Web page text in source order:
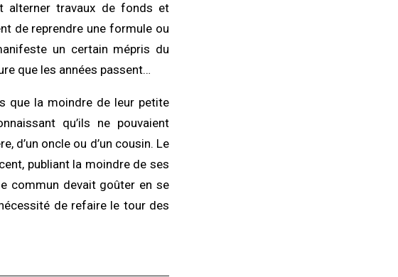
alterner travaux de fonds et
de reprendre une formule ou
un certain mépris du
que les années passent…
que la moindre de leur petite
qu’ils ne pouvaient
d’un oncle ou d’un cousin. Le
publiant la moindre de ses
commun devait goûter en se
de refaire le tour des